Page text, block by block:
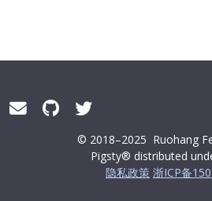
© 2018–2025 Ruohang
Pigsty® distributed
隐私政策 浙ICP备